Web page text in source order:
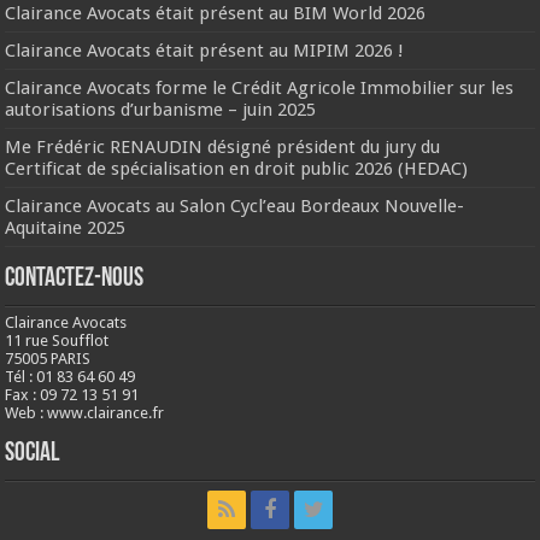
Clairance Avocats était présent au BIM World 2026
Clairance Avocats était présent au MIPIM 2026 !
Clairance Avocats forme le Crédit Agricole Immobilier sur les
autorisations d’urbanisme – juin 2025
Me Frédéric RENAUDIN désigné président du jury du
Certificat de spécialisation en droit public 2026 (HEDAC)
Clairance Avocats au Salon Cycl’eau Bordeaux Nouvelle-
Aquitaine 2025
Contactez-nous
Clairance Avocats
11 rue Soufflot
75005 PARIS
Tél : 01 83 64 60 49
Fax : 09 72 13 51 91
Web : www.clairance.fr
Social